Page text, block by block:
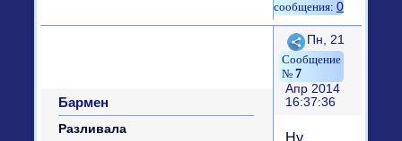
0
Поделиться
7
Пн, 21
Апр 2014
16:37:36
Бармен
Разливала
Ну,